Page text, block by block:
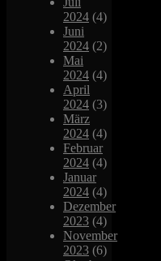
2024 (4)
Juni
2024 (2)
Mai
2024 (4)
April
2024 (3)
März
2024 (4)
Februar
2024 (4)
Januar
2024 (4)
Dezember
2023 (4)
November
2023 (6)